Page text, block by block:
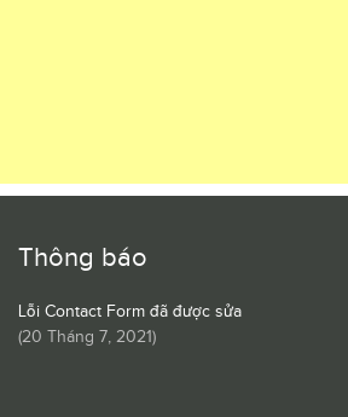
Thông báo
Lỗi Contact Form đã được sửa
(20 Tháng 7, 2021)